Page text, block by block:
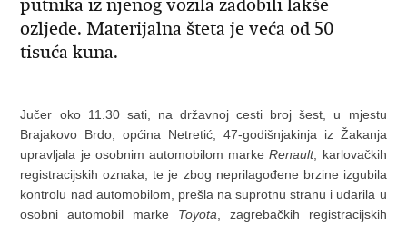
putnika iz njenog vozila zadobili lakše
ozljede. Materijalna šteta je veća od 50
tisuća kuna.
Jučer oko 11.30 sati, na državnoj cesti broj šest, u mjestu
Brajakovo Brdo, općina Netretić, 47-godišnjakinja iz Žakanja
upravljala je osobnim automobilom markeRenault, karlovačkih
registracijskih oznaka, te je zbog neprilagođene brzine izgubila
kontrolu nad automobilom, prešla na suprotnu stranu i udarila u
osobni automobil marke Toyota , zagrebačkih registracijskih